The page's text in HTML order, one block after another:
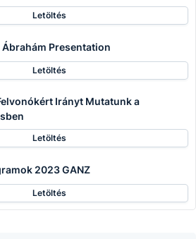
Letöltés
Ábrahám Presentation
Letöltés
Irányt Mutatunk a
Letöltés
2023 GANZ
Letöltés